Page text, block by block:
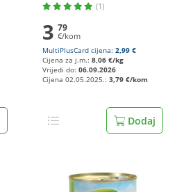
(1)
3 79
€/kom
MultiPlusCard cijena: 2,99 €
Cijena za j.m.: 8,06 €/kg
Vrijedi do: 06.09.2026
Cijena 02.05.2025.: 3,79 €/kom
Dodaj